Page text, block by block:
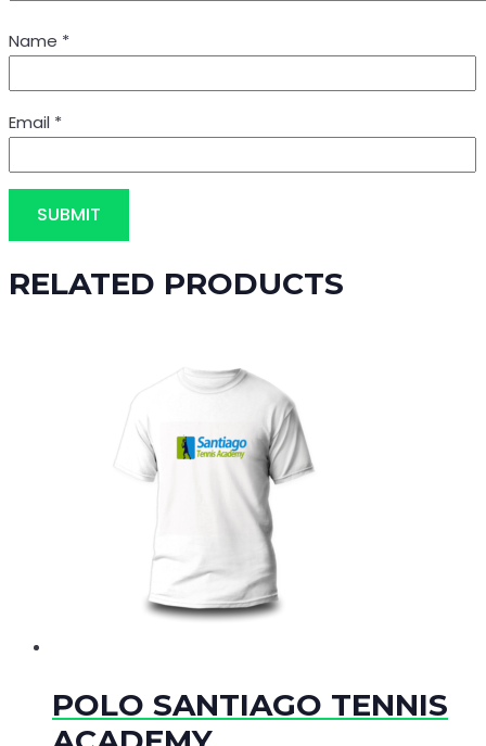
Name *
Email *
RELATED PRODUCTS
POLO SANTIAGO TENNIS